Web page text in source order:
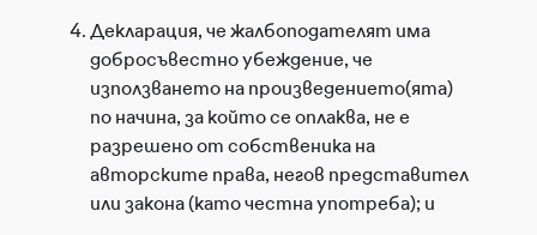
Декларация, че жалбоподателят има
добросъвестно убеждение, че
използването на произведението(ята)
по начина, за който се оплаква, не е
разрешено от собственика на
авторските права, негов представител
или закона (като честна употреба); и